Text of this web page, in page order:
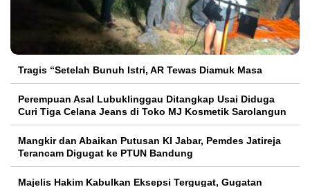
Tragis “Setelah Bunuh Istri, AR Tewas Diamuk Masa
Perempuan Asal Lubuklinggau Ditangkap Usai Diduga
Curi Tiga Celana Jeans di Toko MJ Kosmetik Sarolangun
Mangkir dan Abaikan Putusan KI Jabar, Pemdes Jatireja
Terancam Digugat ke PTUN Bandung
Majelis Hakim Kabulkan Eksepsi Tergugat, Gugatan